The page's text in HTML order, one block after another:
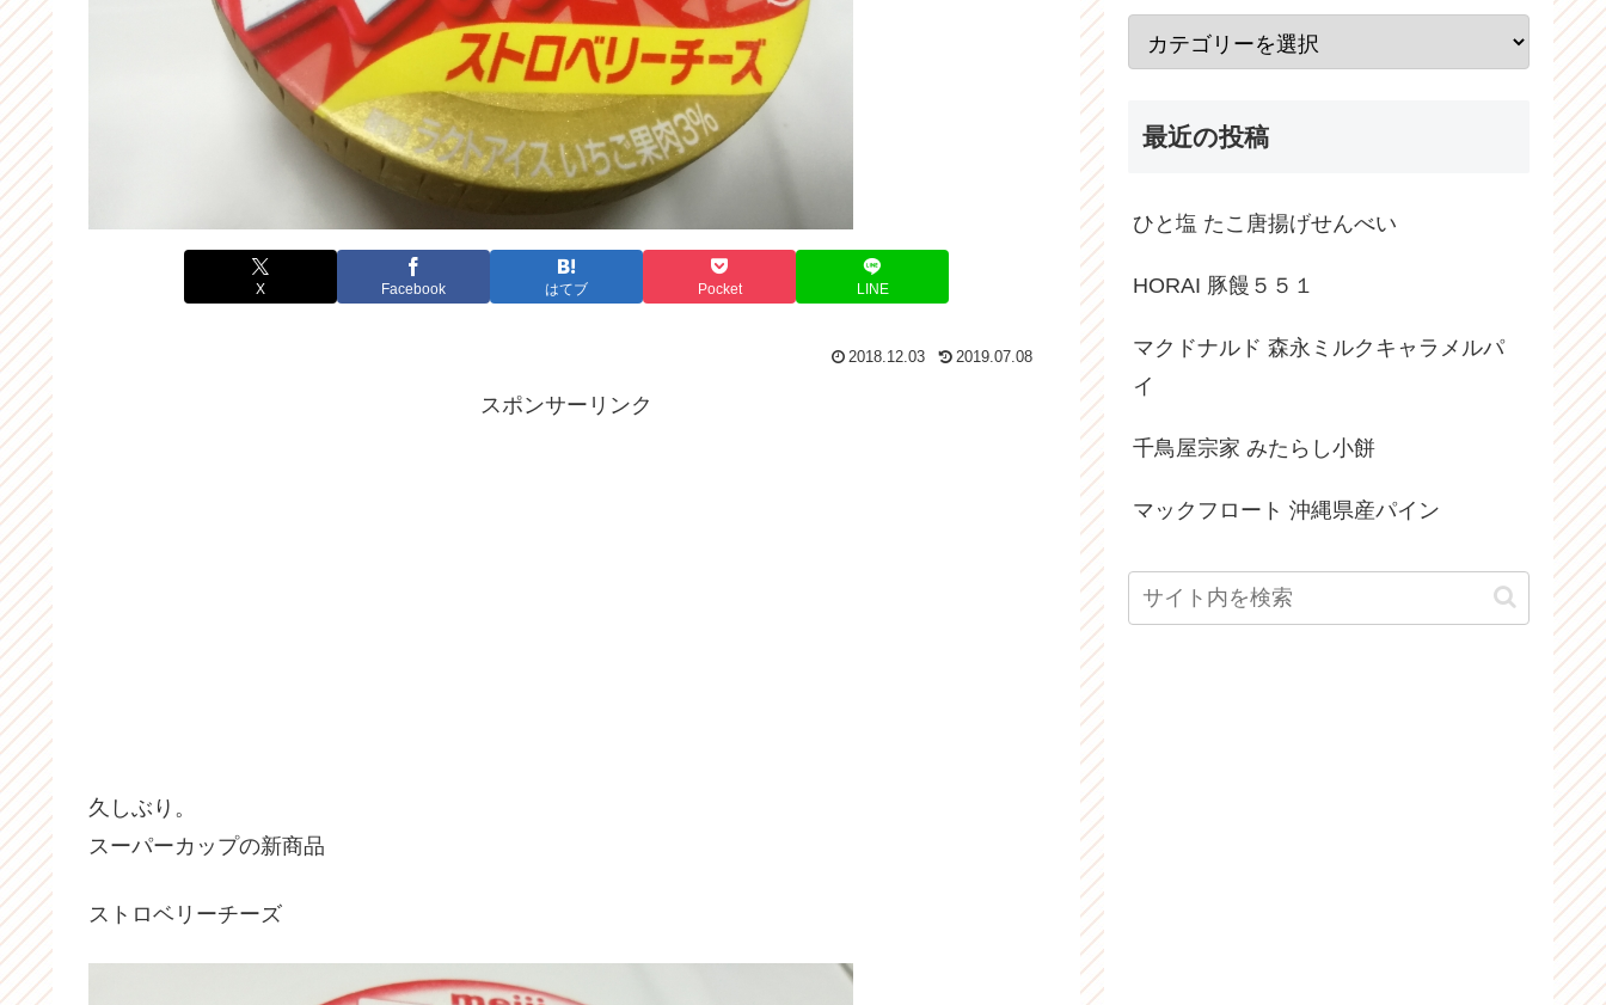
X Facebook はてブ Pocket LINE
2018.12.03 2019.07.08
スポンサーリンク
久しぶり。
スーパーカップの新商品
ストロベリーチーズ
最近の投稿
ひと塩 たこ唐揚げせんべい
HORAI 豚饅５５１
マクドナルド 森永ミルクキャラメルパ
イ
千鳥屋宗家 みたらし小餅
マックフロート 沖縄県産パイン